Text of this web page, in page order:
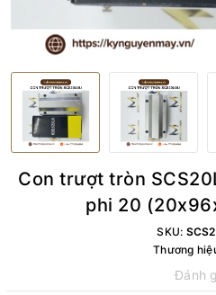
Con trượt tròn
phi 20
SKU:
Thương
Đánh